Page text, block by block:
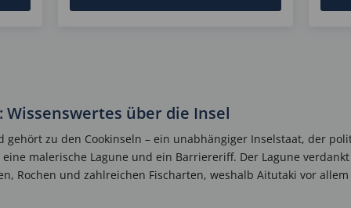
über die Insel
gehört zu den Cookinseln – ein unabhängiger Inselstaat, der
malerische Lagune und ein Barriereriff. Der Lagune
Rochen und zahlreichen Fischarten, weshalb Aitutaki vor